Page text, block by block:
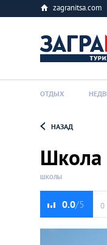
zagranitsa.com
Loading...
ОТДЫХ
НАЗАД
Школа
ШКОЛЫ
0.0 0